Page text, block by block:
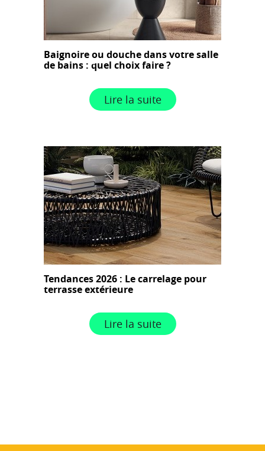
Baignoire ou douche dans votre salle
de bains : quel choix faire ?
Lire la suite
Tendances 2026 : Le carrelage pour
terrasse extérieure
Lire la suite